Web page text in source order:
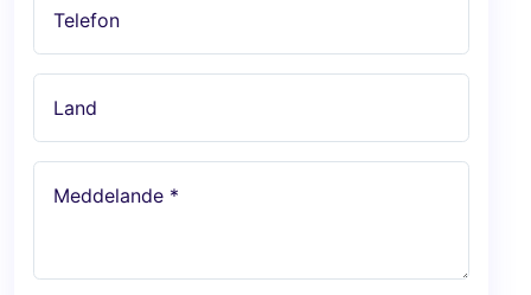
Telefon
Land
Meddelande *